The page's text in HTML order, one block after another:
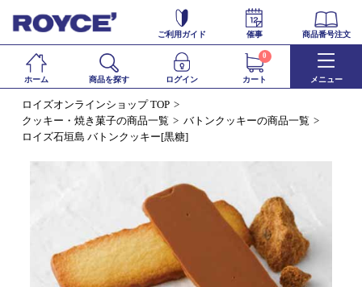
ご利用ガイド 催事 商品番号注文
ホーム 商品を探す ログイン カート
0
メニュー
ロイズオンラインショップ TOP
クッキー・焼き菓子の商品一覧
バトンクッキーの商品一覧
ロイズ石垣島 バトンクッキー[黒糖]